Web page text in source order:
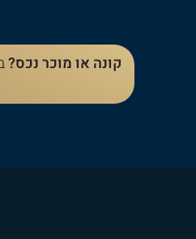
קונה או מוכר נכס?